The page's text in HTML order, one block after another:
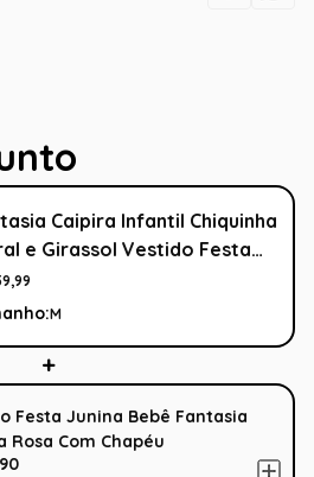
Caipira Infantil Chiquinha
e Girassol Vestido Festa
,99
M
Festa Junina Bebê Fantasia
Rosa Com Chapéu